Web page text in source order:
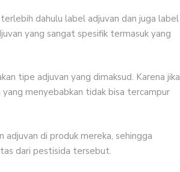
dahulu label adjuvan dan juga label
yang sangat spesifik termasuk yang
tipe adjuvan yang dimaksud. Karena jika
menyebabkan tidak bisa tercampur
adjuvan di produk mereka, sehingga
dari pestisida tersebut.